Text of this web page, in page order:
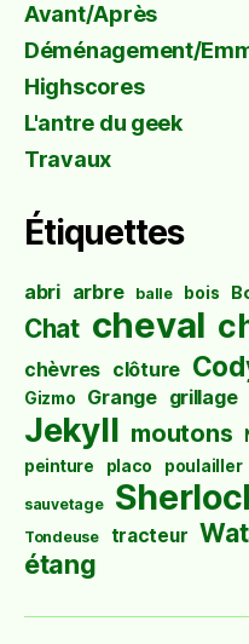
Avant/Après
Déménagement/
Highscores
L'antre du geek
Travaux
Étiquettes
abri arbre balle bois
Chat cheval
chèvres clôture
Gizmo Grange grillage
Jekyll moutons
peinture placo poulailler
sauvetage
Tondeuse tracteur
étang